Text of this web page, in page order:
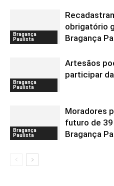
Bragança
Paulista
obrigatório
Bragança
Bragança
Paulista
Artesãos
participar
Bragança
Paulista
Moradores
futuro de
Bragança